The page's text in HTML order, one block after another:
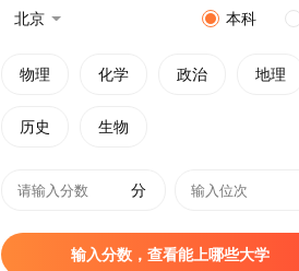
北京 本科
物理 化学 政治 地理
历史 生物
分
输入分数，查看能上哪些大学